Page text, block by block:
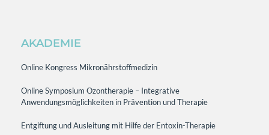
AKADEMIE
Online Kongress Mikronährstoffmedizin
Online Symposium Ozontherapie – Integrative
Anwendungsmöglichkeiten in Prävention und Therapie
Entgiftung und Ausleitung mit Hilfe der Entoxin-Therapie